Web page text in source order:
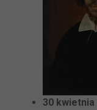
30 kwietnia